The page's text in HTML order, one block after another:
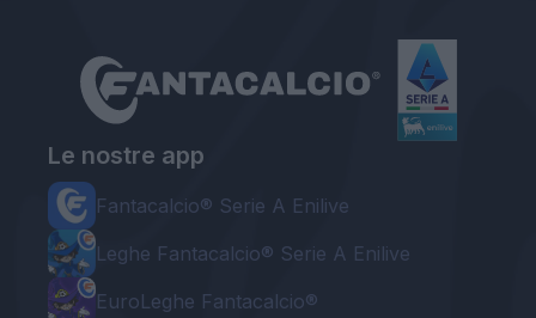
Le nostre app
Fantacalcio® Serie A Enilive
Leghe Fantacalcio® Serie A Enilive
EuroLeghe Fantacalcio®